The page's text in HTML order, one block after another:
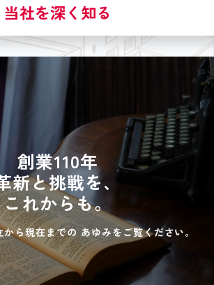
当社を深く知る
創業110年
新と挑戦を、
これからも。
から現在までの あゆみをご覧ください。